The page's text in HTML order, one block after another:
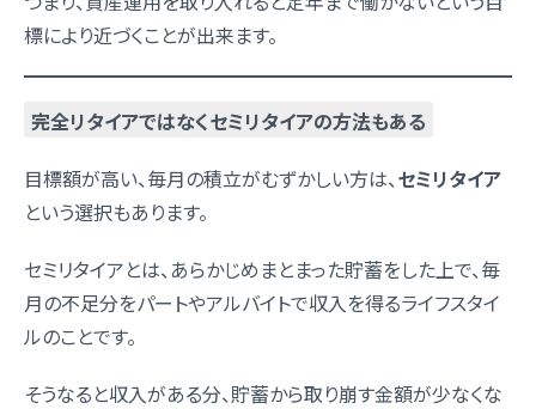
標により近づくことが出来ます。
完全リタイアではなくセミリタイアの方法もある
目標額が高い、毎月の積立がむずかしい方は、セミリタイア
という選択もあります。
セミリタイアとは、あらかじめまとまった貯蓄をした上で、毎
月の不足分をパートやアルバイトで収入を得るライフスタイ
ルのことです。
そうなると収入がある分、貯蓄から取り崩す金額が少なくな